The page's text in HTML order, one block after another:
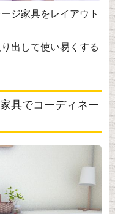
ジ家具をレイアウト
出して使い易くする
具でコーディネー